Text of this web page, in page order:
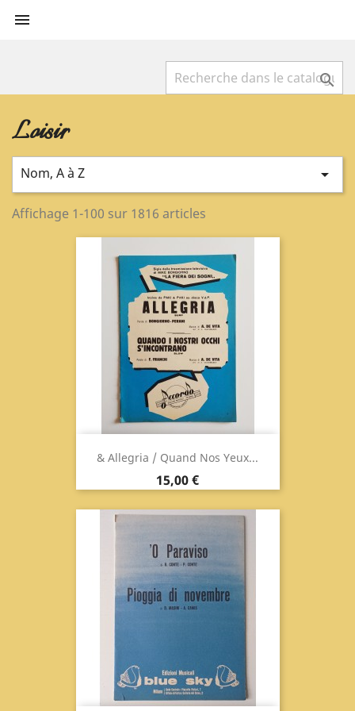


Loisir
Nom, A à Z 
Affichage 1-100 sur 1816 articles
& Allegria / Quand Nos Yeux...
Prix
15,00 €